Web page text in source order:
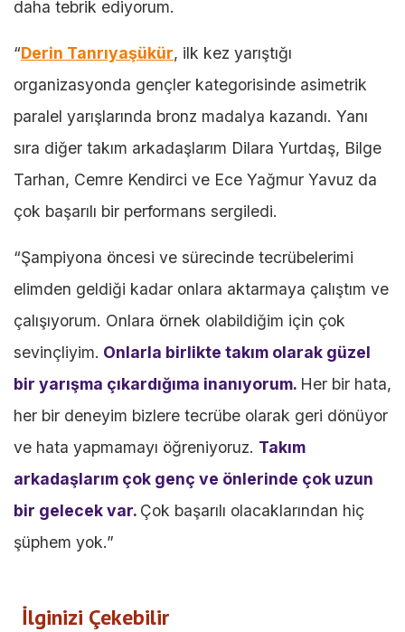
Tarhan
daha tebrik ediyorum.
“Derin Tanrıyaşükür, ilk kez yarıştığı
organizasyonda gençler kategorisinde asimetrik
paralel yarışlarında bronz madalya kazandı. Yanı
sıra diğer takım arkadaşlarım Dilara Yurtdaş, Bilge
Tarhan, Cemre Kendirci ve Ece Yağmur Yavuz da
çok başarılı bir performans sergiledi.
“Şampiyona öncesi ve sürecinde tecrübelerimi
elimden geldiği kadar onlara aktarmaya çalıştım ve
çalışıyorum. Onlara örnek olabildiğim için çok
sevinçliyim. Onlarla birlikte takım olarak güzel
bir yarışma çıkardığıma inanıyorum. Her bir hata,
her bir deneyim bizlere tecrübe olarak geri dönüyor
ve hata yapmamayı öğreniyoruz. Takım
arkadaşlarım çok genç ve önlerinde çok uzun
bir gelecek var. Çok başarılı olacaklarından hiç
şüphem yok.”
İlginizi Çekebilir